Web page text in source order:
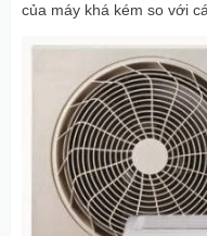
của máy khá kém so với